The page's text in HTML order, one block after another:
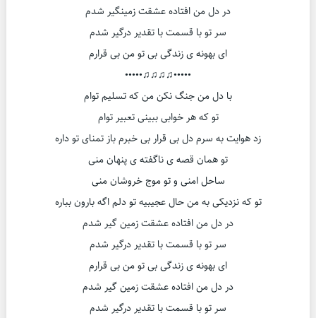
در دل من افتاده عشقت زمینگیر شدم
سر تو با قسمت با تقدیر درگیر شدم
ای بهونه ی زندگی بی تو من بی قرارم
•••••♫♫♫♫•••••
با دل من جنگ نکن من که تسلیم توام
تو که هر خوابی ببینی تعبیر توام
زد هوایت به سرم دل بی قرار بی خبرم باز تمنای تو داره
تو همان قصه ی ناگفته ی پنهان منی
ساحل امنی و تو موج خروشان منی
تو که نزدیکی به من حال عجیبیه تو دلم اگه بارون بباره
در دل من افتاده عشقت زمین گیر شدم
سر تو با قسمت با تقدیر درگیر شدم
ای بهونه ی زندگی بی تو من بی قرارم
در دل من افتاده عشقت زمین گیر شدم
سر تو با قسمت با تقدیر درگیر شدم